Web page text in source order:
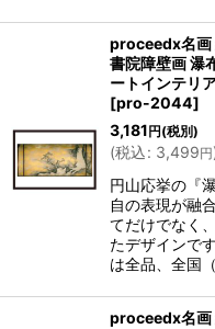
proceedx名画
書院障壁画
ートインテ
[pro-2044]
3,181円(税別)
(税込: 3,499円
円山応挙の『
自の表現が融
てだけでなく
たデザインで
は全品、全国
proceedx名